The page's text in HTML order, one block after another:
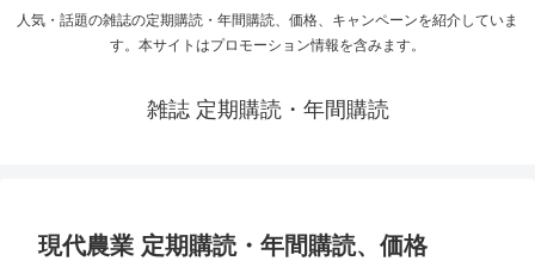
人気・話題の雑誌の定期購読・年間購読、価格、キャンペーンを紹介していま
す。本サイトはプロモーション情報を含みます。
雑誌 定期購読・年間購読
現代農業 定期購読・年間購読、価格